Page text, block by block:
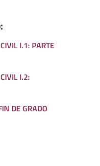
I.1: PARTE
I.2:
DE GRADO